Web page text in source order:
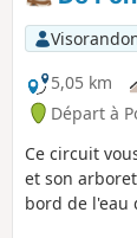
accepter de
route
5,05 km
Départ à
Ce circuit
et son
bord de l'eau